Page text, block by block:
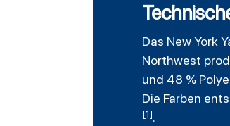
Das New York
Northwest
und 48 %
Die Farben
[1].